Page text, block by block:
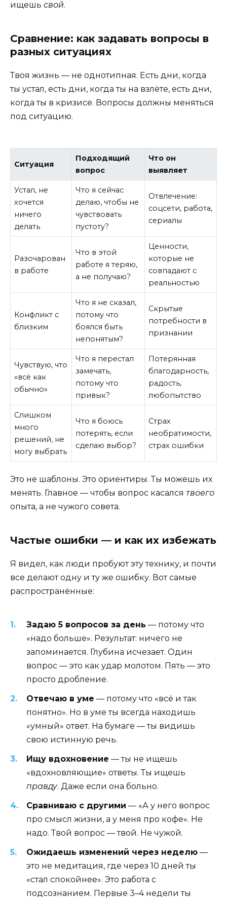
ищешь свой.
Сравнение: как задавать вопросы в
разных ситуациях
Твоя жизнь — не однотипная. Есть дни, когда
ты устал, есть дни, когда ты на взлёте, есть дни,
когда ты в кризисе. Вопросы должны меняться
под ситуацию.
Ситуация
Подходящий
вопрос
Что он
выявляет
Устал, не
хочется
ничего
делать
Что я сейчас
делаю, чтобы не
чувствовать
пустоту?
Отвлечение:
соцсети, работа,
сериалы
Разочарован
в работе
Что в этой
работе я теряю,
а не получаю?
Ценности,
которые не
совпадают с
реальностью
Конфликт с
близким
Что я не сказал,
потому что
боялся быть
непонятым?
Скрытые
потребности в
признании
Чувствую, что
«всё как
обычно»
Что я перестал
замечать,
потому что
привык?
Потерянная
благодарность,
радость,
любопытство
Слишком
много
решений, не
могу выбрать
Что я боюсь
потерять, если
сделаю выбор?
Страх
необратимости,
страх ошибки
Это не шаблоны. Это ориентиры. Ты можешь их
менять. Главное — чтобы вопрос касался твоего
опыта, а не чужого совета.
Частые ошибки — и как их избежать
Я видел, как люди пробуют эту технику, и почти
все делают одну и ту же ошибку. Вот самые
распространённые:
Задаю 5 вопросов за день — потому что
«надо больше». Результат: ничего не
запоминается. Глубина исчезает. Один
вопрос — это как удар молотом. Пять — это
просто дробление.
Отвечаю в уме — потому что «всё и так
понятно». Но в уме ты всегда находишь
«умный» ответ. На бумаге — ты видишь
свою истинную речь.
Ищу вдохновение — ты не ищешь
«вдохновляющие» ответы. Ты ищешь
правду. Даже если она больно.
Сравниваю с другими — «А у него вопрос
про смысл жизни, а у меня про кофе». Не
надо. Твой вопрос — твой. Не чужой.
Ожидаешь изменений через неделю —
это не медитация, где через 10 дней ты
«стал спокойнее». Это работа с
подсознанием. Первые 3–4 недели ты